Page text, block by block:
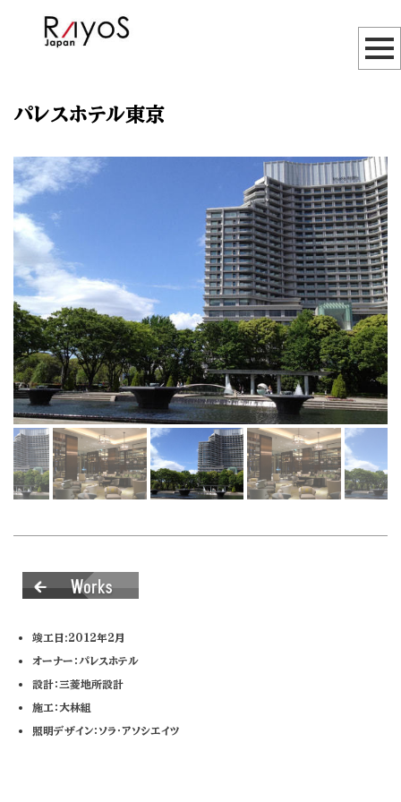
パレスホテル東京
竣工日:2012年2月
オーナー：パレスホテル
設計：三菱地所設計
施工：大林組
照明デザイン：ソラ・アソシエイツ